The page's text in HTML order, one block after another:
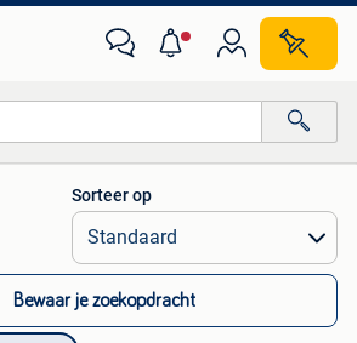
Alle afstanden…
Sorteer op
Bewaar je zoekopdracht